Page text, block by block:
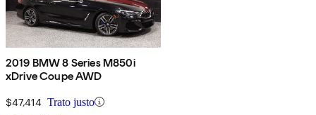
2019 BMW 8 Series M850i
xDrive Coupe AWD
$47,414 Trato justo